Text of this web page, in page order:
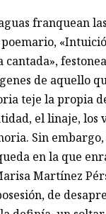
franquean
poemario,
cantada»,
de aquello
teje la propia
el linaje, los
Sin
en la que
Martínez
de